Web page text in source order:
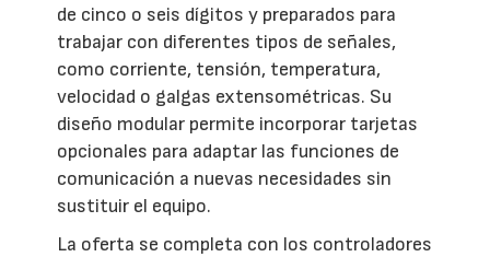
de cinco o seis dígitos y preparados para
trabajar con diferentes tipos de señales,
como corriente, tensión, temperatura,
velocidad o galgas extensométricas. Su
diseño modular permite incorporar tarjetas
opcionales para adaptar las funciones de
comunicación a nuevas necesidades sin
sustituir el equipo.
La oferta se completa con los controladores